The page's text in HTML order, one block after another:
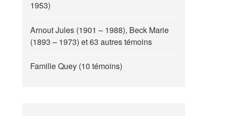
1953)
Arnout Jules (1901 – 1988), Beck Marie
(1893 – 1973) et 63 autres témoins
Famille Quey (10 témoins)